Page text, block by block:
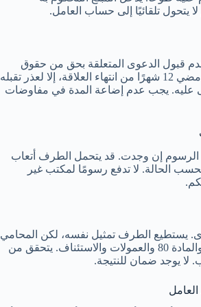
لا يتحول تلقائيًا إلى حساب العامل.
وفق المادة 234 عدم قبول الدعوى المتعلقة بحق من حقوق
نظام العمل أو العقد بعد مضي 12 شهرًا من انتهاء العلاقة، إلا لعذر تقبله
عليه. يجب عدم إضاعة المدة في مفاوضات
الرسوم إن وجدت. قد يتحمل الطرف أتعاب
الحالة. لا تدفع رسومًا لمكتب غير
يستطيع الطرف تمثيل نفسه، لكن المحامي
مفيد في الفصل المعقد والمادة 80 والعمولات والاستئناف. يتحقق من
لا يوجد ضمان للنتيجة.